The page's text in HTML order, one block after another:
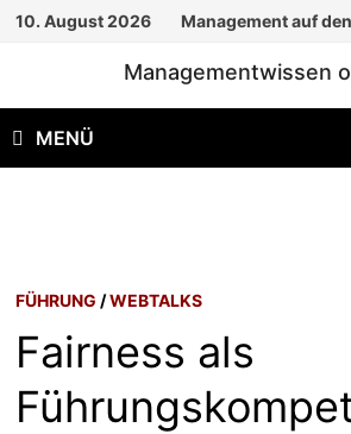
Zum10. August 2026 Management auf
Managementwissen
MENÜ
FÜHRUNG /WEBTALKS
Fairness als